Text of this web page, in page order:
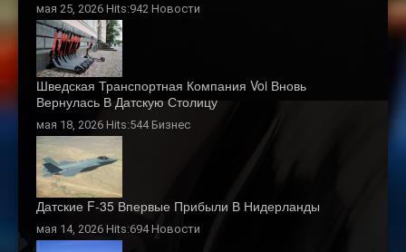
мая 25, 2026 Hits:942 Новости
Шведская Транспортная Компания Voi Вновь
Вернулась В Датскую Столицу
мая 18, 2026 Hits:544 Бизнес
Датские F-35 Впервые Прибыли В Нидерланды
мая 14, 2026 Hits:694Новости